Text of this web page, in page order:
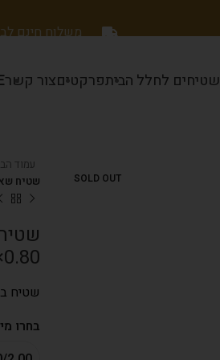
משלוח חינם לבית
שטיחים לחלל הביתפרקטיםצור קשר
SOLD OUT
עמוד
שטיח שאנל
0.80×2.00 דגם: 1214
שטיח
בחרו